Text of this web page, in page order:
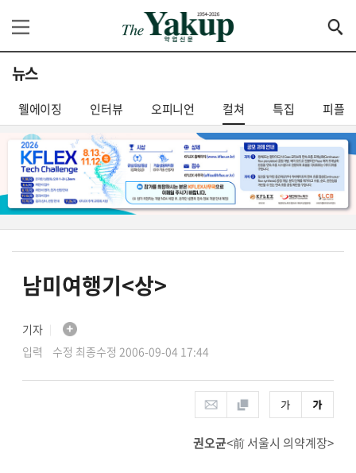
뉴스
웰에이징 인터뷰 오피니언 컬쳐 특집 피플
남미여행기<상>
기자
입력 수정 최종수정 2006-09-04 17:44
권오균<前 서울시 의약계장>